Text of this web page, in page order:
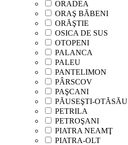
ORADEA
ORAŞ BĂBENI
ORĂŞTIE
OSICA DE SUS
OTOPENI
PALANCA
PALEU
PANTELIMON
PÂRSCOV
PAŞCANI
PĂUSEŞTI-OTĂSĂU
PETRILA
PETROŞANI
PIATRA NEAMŢ
PIATRA-OLT